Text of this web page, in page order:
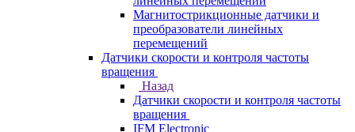
Магнитострикционные датчики и
преобразователи линейных
перемещений
Датчики скорости и контроля частоты
вращения
Назад
Датчики скорости и контроля частоты
вращения
IFM Electronic